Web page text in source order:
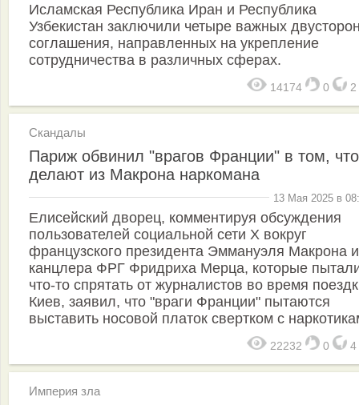
Исламская Республика Иран и Республика
Узбекистан заключили четыре важных
соглашения, направленных на укрепление
сотрудничества в различных сферах.
14174 0 2
Скандалы
Париж обвинил "врагов Франции" в том, что
делают из Макрона наркомана
13 Мая 2025 в
Елисейский дворец, комментируя обсуждения
пользователей социальной сети X вокруг
французского президента Эммануэля Макрона и
канцлера ФРГ Фридриха Мерца, которые
что-то спрятать от журналистов во время
Киев, заявил, что "враги Франции" пытаются
выставить носовой платок свертком с
22232 0 4
Империя зла